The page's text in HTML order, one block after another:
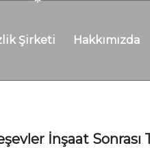
Şirketi Hakkımızda
İnşaat Sonrası